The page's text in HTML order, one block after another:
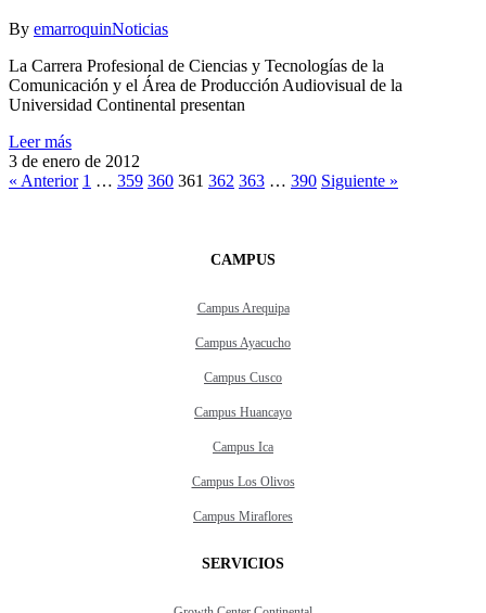
By emarroquinNoticias
La Carrera Profesional de Ciencias y Tecnologías de la
Comunicación y el Área de Producción Audiovisual de la
Universidad Continental presentan
Leer más
3 de enero de 2012
« Anterior 1 … 359 360 361 362 363 … 390 Siguiente »
CAMPUS
Campus Arequipa
Campus Ayacucho
Campus Cusco
Campus Huancayo
Campus Ica
Campus Los Olivos
Campus Miraflores
SERVICIOS